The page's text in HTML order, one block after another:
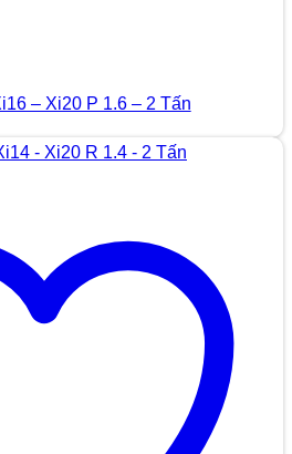
– Xi20 P 1.6 – 2 Tấn